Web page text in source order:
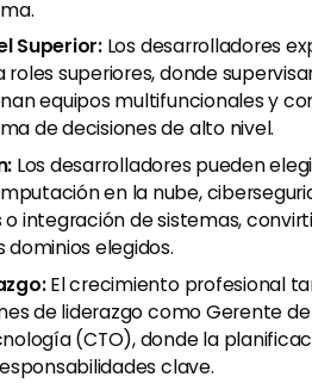
Superior:Los desarrolladores
roles superiores, donde
equipos multifuncionales y
de decisiones de alto nivel.
Los desarrolladores pueden
en la nube,
integración de sistemas,
dominios elegidos.
El crecimiento profesional
de liderazgo como Gerente de
(CTO), donde la
clave.